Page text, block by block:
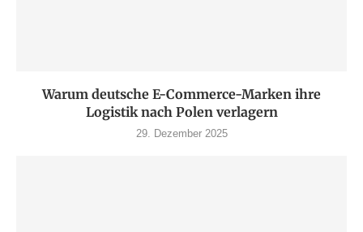
Warum deutsche E-Commerce-Marken ihre
Logistik nach Polen verlagern
29. Dezember 2025